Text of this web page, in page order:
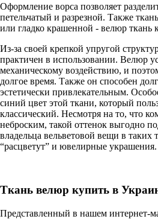
Оформление ворса позволяет
петельчатый и разрезной. Также
или гладко крашенной - велюр ткань
Из-за своей крепкой упругой
практичен в использовании. Велюр
механическому воздействию, и
долгое время. Также он способен
эстетически привлекательным.
синий цвет этой ткани, который
классический. Несмотря на то, что
неброским, такой оттенок выгодно
владельца вельветовой вещи в
“расцветут” и ювелирные украшения.
Ткань велюр купить в
Представленный в нашем интернет-